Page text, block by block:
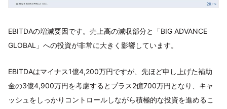
EBITDAの増減要因です。売上高の減収部分と「BIG ADVANCE
GLOBAL」への投資が非常に大きく影響しています。
EBITDAはマイナス1億4,200万円ですが、先ほど申し上げた補助
金の3億4,900万円を考慮するとプラス2億700万円となり、キャ
ッシュをしっかりコントロールしながら積極的な投資を進めるこ